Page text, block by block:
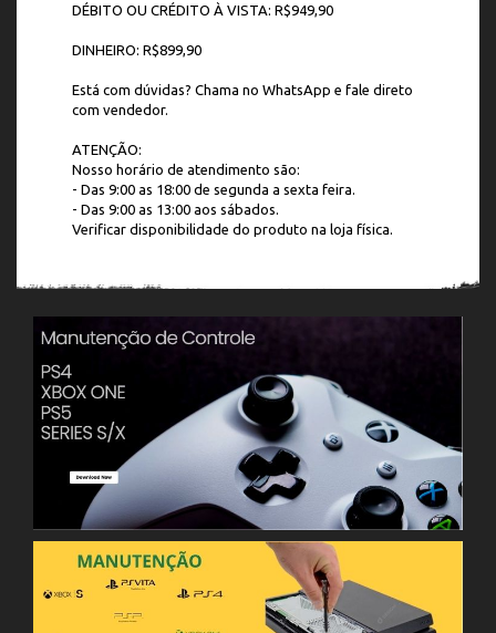
DÉBITO OU CRÉDITO À VISTA: R$949,90
DINHEIRO: R$899,90
Está com dúvidas? Chama no WhatsApp e fale direto
com vendedor.
ATENÇÃO:
Nosso horário de atendimento são:
- Das 9:00 as 18:00 de segunda a sexta feira.
- Das 9:00 as 13:00 aos sábados.
Verificar disponibilidade do produto na loja física.